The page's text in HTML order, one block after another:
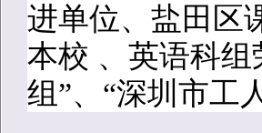
进单位、盐田区
本校 、英语科组
组”、“深圳市工